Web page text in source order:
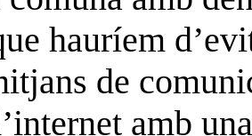
hauríem
de
amb